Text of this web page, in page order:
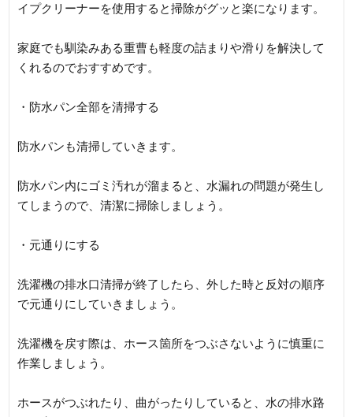
イプクリーナーを使用すると掃除がグッと楽になります。
家庭でも馴染みある重曹も軽度の詰まりや滑りを解決して
くれるのでおすすめです。
・防水パン全部を清掃する
防水パンも清掃していきます。
防水パン内にゴミ汚れが溜まると、水漏れの問題が発生し
てしまうので、清潔に掃除しましょう。
・元通りにする
洗濯機の排水口清掃が終了したら、外した時と反対の順序
で元通りにしていきましょう。
洗濯機を戻す際は、ホース箇所をつぶさないように慎重に
作業しましょう。
ホースがつぶれたり、曲がったりしていると、水の排水路